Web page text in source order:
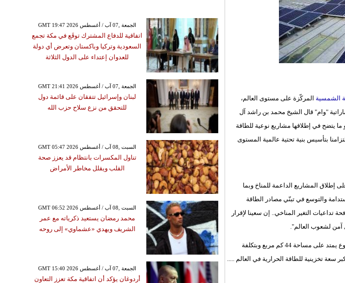
الشمسية المركّزة على مستوى العالم،
"وام" قال الشيخ محمد بن راشد آل
ما يتضح في إطلاقها مشاريع نوعية للطاقة
بتأسيس بنية تحتية عالمية المستوى
المشاريع الداعمة للمناخ وبما
على مزيج الطاقة المستدامة والتوسع في تبنّي مصادر الطاقة
تداعيات التغير المناخي.. إن سعينا لإقرار
لشعوب العالم".
أطلقنا بحمدالله أكبر مشروع للطاقة الشمسية المركزة والطاقة الكهروضوئية في العالم في دبي .. المشروع يمتد على مساحة 44 كم مربع وبتكلفة
الشمسية المركزة في العالم على ارتفاع 263 متر ويضم أيضا أكبر سعة تخزينية للطاقة الحرارية في العالم .....
GMT 19:47 2026 الجمعة ,07 آب / أغسطس
اتفاقية للدفاع المشترك توقَع في مكة تجمع
السعودية وتركيا وباكستان وتعرض أي دولة
للعدوان إعتداء على الدول الثلاثة
GMT 21:41 2026 الجمعة ,07 آب / أغسطس
لبنان وإسرائيل تتفقان على قائمة دول
للتحقق من نزع سلاح حزب الله
GMT 05:47 2026 السبت ,08 آب / أغسطس
تناول المكسرات بانتظام قد يعزز صحة
القلب ويقلل مخاطر الأمراض
GMT 06:52 2026 السبت ,08 آب / أغسطس
محمد رمضان يستعيد ذكرياته مع عمر
الشريف ويهدي «عشماوي» إلى روحه
GMT 15:40 2026 الجمعة ,07 آب / أغسطس
أردوغان يؤكد أن اتفاقية مكة تعزز التعاون